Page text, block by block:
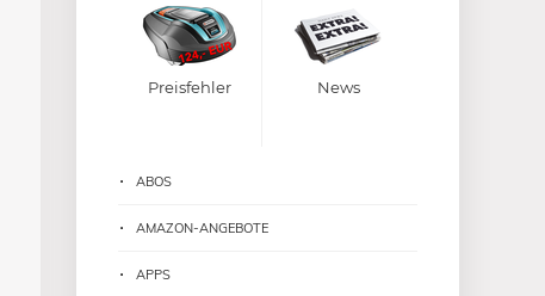
Preisfehler News
ABOS
AMAZON-ANGEBOTE
APPS